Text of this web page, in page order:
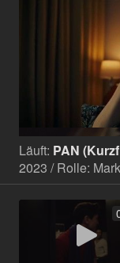
Läuft: PAN
2023 / Rolle: